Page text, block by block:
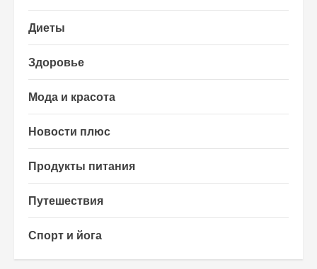
Диеты
Здоровье
Мода и красота
Новости плюс
Продукты питания
Путешествия
Спорт и йога